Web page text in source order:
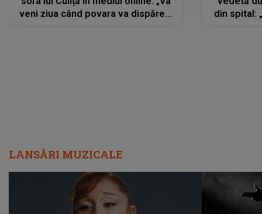
veni ziua când povara va dispărea,
din spital:
LANSĂRI MUZICALE